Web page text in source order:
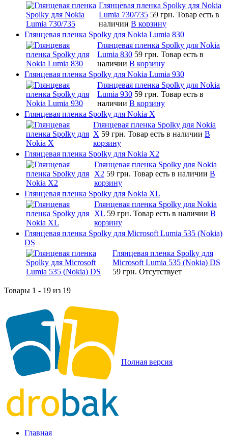
Глянцевая пленка Spolky для Nokia
Lumia 730/735 59 грн. Товар есть в
наличии В корзину
Глянцевая пленка Spolky для Nokia Lumia 830
Глянцевая пленка Spolky для Nokia
Lumia 830 59 грн. Товар есть в
наличии В корзину
Глянцевая пленка Spolky для Nokia Lumia 930
Глянцевая пленка Spolky для Nokia
Lumia 930 59 грн. Товар есть в
наличии В корзину
Глянцевая пленка Spolky для Nokia X
Глянцевая пленка Spolky для Nokia
X 59 грн. Товар есть в наличии В
корзину
Глянцевая пленка Spolky для Nokia X2
Глянцевая пленка Spolky для Nokia
X2 59 грн. Товар есть в наличии В
корзину
Глянцевая пленка Spolky для Nokia XL
Глянцевая пленка Spolky для Nokia
XL 59 грн. Товар есть в наличии В
корзину
Глянцевая пленка Spolky для Microsoft Lumia 535 (Nokia)
DS
Глянцевая пленка Spolky для
Microsoft Lumia 535 (Nokia) DS
59 грн. Отсутствует
Товары 1 - 19 из 19
Полная версия
Главная